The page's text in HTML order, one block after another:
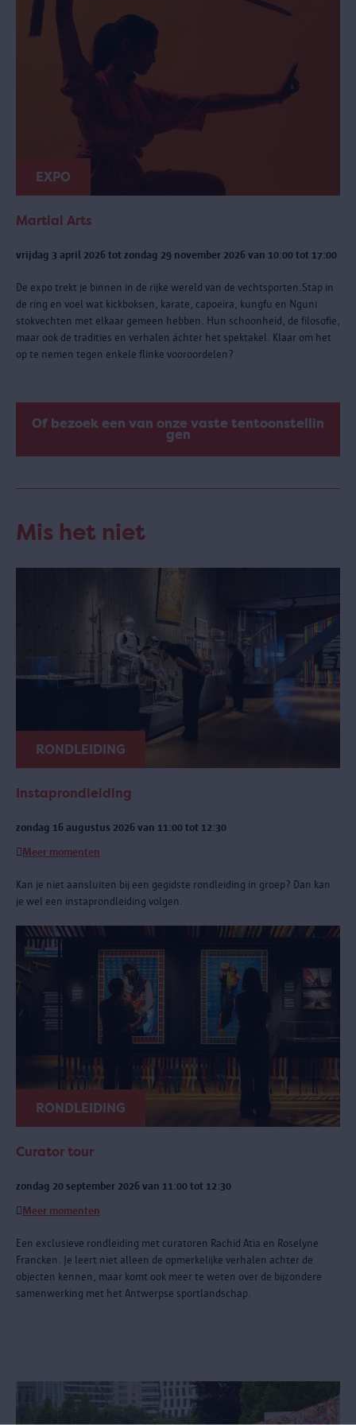
EXPO
Martial Arts
vrijdag 3 april 2026 tot zondag 29 november 2026 van 10:00 tot 17:00
De expo trekt je binnen in de rijke wereld van de vechtsporten.Stap in
de ring en voel wat kickboksen, karate, capoeira, kungfu en Nguni
stokvechten met elkaar gemeen hebben. Hun schoonheid, de filosofie,
maar ook de tradities en verhalen áchter het spektakel. Klaar om het
op te nemen tegen enkele flinke vooroordelen?
Of bezoek een van onze vaste tentoonstellin
gen
Mis het niet
RONDLEIDING
Instaprondleiding
zondag 16 augustus 2026 van 11:00 tot 12:30
Meer momenten
Kan je niet aansluiten bij een gegidste rondleiding in groep? Dan kan
je wel een instaprondleiding volgen.
RONDLEIDING
Curator tour
zondag 20 september 2026 van 11:00 tot 12:30
Meer momenten
Een exclusieve rondleiding met curatoren Rachid Atia en Roselyne
Francken. Je leert niet alleen de opmerkelijke verhalen achter de
objecten kennen, maar komt ook meer te weten over de bijzondere
samenwerking met het Antwerpse sportlandschap.